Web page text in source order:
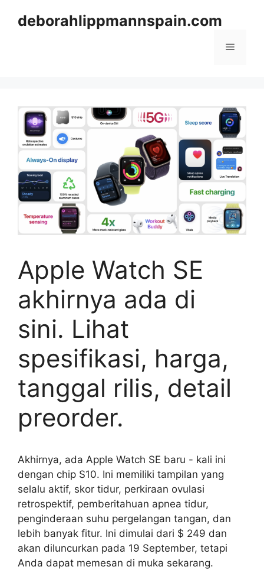
deborahlippmannspain.com
Menu
Apple Watch SE
akhirnya ada di
sini. Lihat
spesifikasi, harga,
tanggal rilis, detail
preorder.
Akhirnya, ada Apple Watch SE baru - kali ini
dengan chip S10. Ini memiliki tampilan yang
selalu aktif, skor tidur, perkiraan ovulasi
retrospektif, pemberitahuan apnea tidur,
penginderaan suhu pergelangan tangan, dan
lebih banyak fitur. Ini dimulai dari $ 249 dan
akan diluncurkan pada 19 September, tetapi
Anda dapat memesan di muka sekarang.